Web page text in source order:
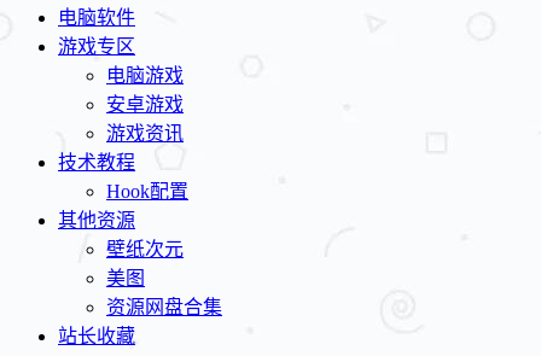
电脑软件
游戏专区
电脑游戏
安卓游戏
游戏资讯
技术教程
Hook配置
其他资源
壁纸次元
美图
资源网盘合集
站长收藏